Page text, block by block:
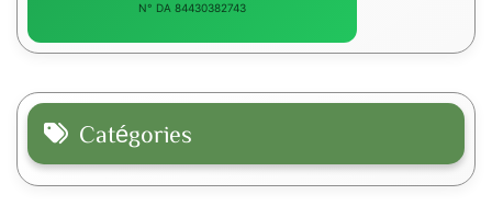
N° DA 84430382743
Catégories